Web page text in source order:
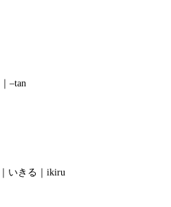
–tan
いきる｜ikiru